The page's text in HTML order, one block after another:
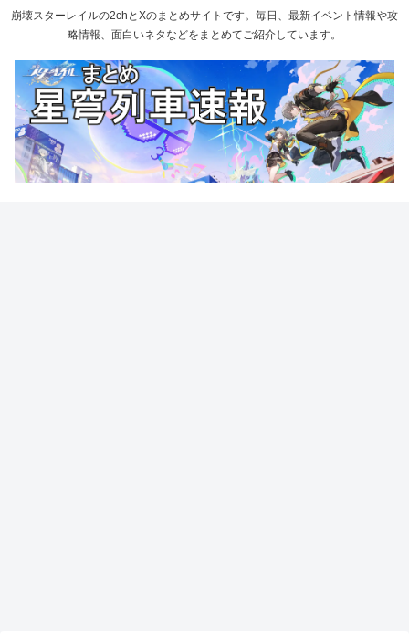
崩壊スターレイルの2chとXのまとめサイトです。毎日、最新イベント情報や攻
略情報、面白いネタなどをまとめてご紹介しています。